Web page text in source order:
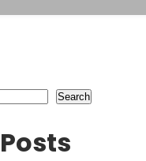
Search